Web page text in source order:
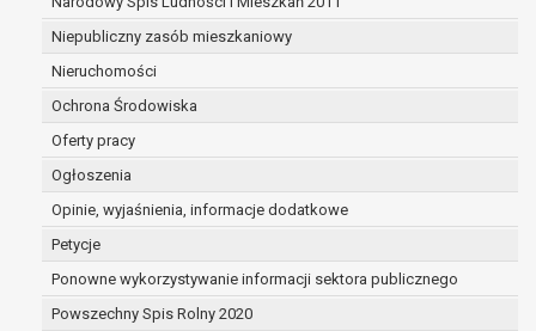
Niepubliczny zasób mieszkaniowy
Nieruchomości
Ochrona Środowiska
Oferty pracy
Ogłoszenia
Opinie, wyjaśnienia, informacje dodatkowe
Petycje
Ponowne wykorzystywanie informacji sektora publicznego
Powszechny Spis Rolny 2020
Pani/Panu:
prawo dostępu do treści danych oraz
otrzymywania ich kopii na podstawie art. 15
RODO;
podstawie art. 16 RODO,
dane są nieprawidłowe lub
prawo do żądania usunięcia danych
osobowych (tzw. prawo do bycia
zapomnianym) na podstawie art. 17 RODO,